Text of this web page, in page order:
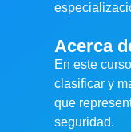
Acerca
En este
clasificar y
que
seguridad.